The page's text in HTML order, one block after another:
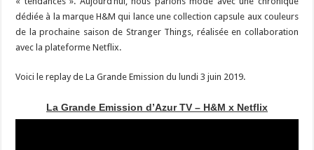
dédiée à la marque H&M qui lance une collection capsule aux couleurs
de la prochaine saison de Stranger Things, réalisée en collaboration
avec la plateforme Netflix.
Voici le replay de La Grande Emission du lundi 3 juin 2019.
La Grande Emission d’Azur TV – H&M x Netflix